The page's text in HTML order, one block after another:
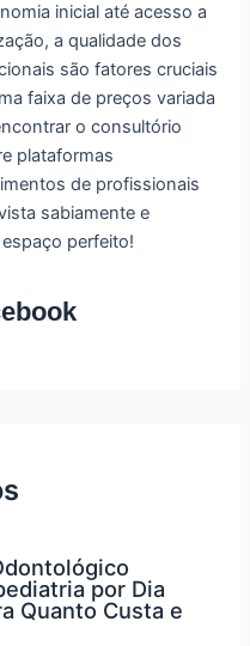
inicial até acesso a
a qualidade dos
são fatores cruciais
faixa de preços variada
o consultório
plataformas
de profissionais
sabiamente e
perfeito!
por Dia
Quanto Custa e